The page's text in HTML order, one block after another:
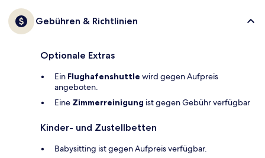
Gebühren & Richtlinien
Optionale Extras
Ein Flughafenshuttle wird gegen Aufpreis
angeboten.
Eine Zimmerreinigung ist gegen Gebühr verfügbar
Kinder- und Zustellbetten
Babysitting ist gegen Aufpreis verfügbar.